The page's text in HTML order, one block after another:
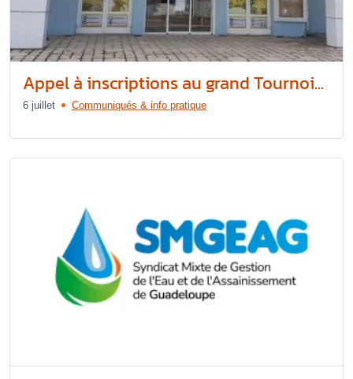
Appel à inscriptions au grand Tournoi...
6 juillet Communiqués & info pratique